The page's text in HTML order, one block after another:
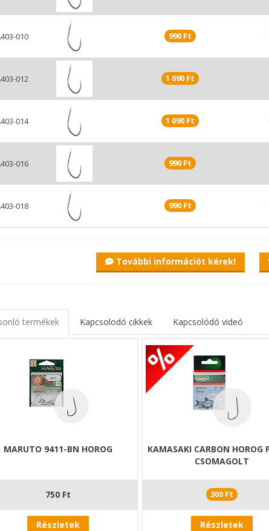
010 990 Ft
012 1 090 Ft
014 1 090 Ft
016 990 Ft
018 990 Ft
További információt kérek!
termékek Kapcsolodó cikkek Kapcsolódó videó
MARUTO 9411-BN HOROG
750 Ft
Részletek
KAMASAKI CARBON HOROG
CSOMAGOLT
300 Ft
Részletek